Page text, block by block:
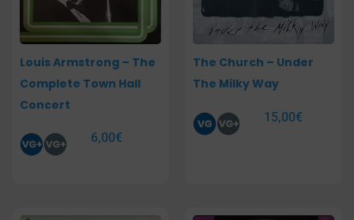
Louis Armstrong – The
Complete Town Hall
Concert
6,00€
The Church – Under
The Milky Way
15,00€